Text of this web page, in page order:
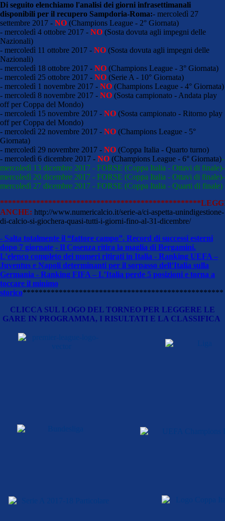
Di seguito elenchiamo l'analisi dei giorni infrasettimanali
disponibili per il recupero Sampdoria-Roma:- mercoledì 27
settembre 2017 - NO (Champions League - 2° Giornata)
- mercoledì 4 ottobre 2017 - NO (Sosta dovuta agli impegni delle
Nazionali)
- mercoledì 11 ottobre 2017 - NO (Sosta dovuta agli impegni delle
Nazionali)
- mercoledì 18 ottobre 2017 - NO (Champions League - 3° Giornata)
- mercoledì 25 ottobre 2017 - NO (Serie A - 10° Giornata)
- mercoledì 1 novembre 2017 - NO (Champions League - 4° Giornata)
- mercoledì 8 novembre 2017 - NO (Sosta campionato - Andata play
off per Coppa del Mondo)
- mercoledì 15 novembre 2017 - NO (Sosta campionato - Ritorno play
off per Coppa del Mondo)
- mercoledì 22 novembre 2017 - NO (Champions League - 5°
Giornata)
- mercoledì 29 novembre 2017 - NO (Coppa Italia - Quarto turno)
- mercoledì 6 dicembre 2017 - NO (Champions League - 6° Giornata)-
mercoledì 13 dicembre 2017 - FORSE (Coppa Italia - Ottavi di finale)-
mercoledì 20 dicembre 2017 - FORSE (Coppa Italia - Ottavi di finale)-
mercoledì 27 dicembre 2017 - FORSE (Coppa Italia - Quarti di finale)
**************************************************
ANCHE: http://www.numericalcio.it/serie-a/ci-aspetta-unindigestione-
di-calcio-si-giochera-quasi-tutti-i-giorni-fino-al-31-dicembre/
- Salta totalmente il “fattore campo”. Record di successi esterni
dopo 7 giornate - Il Cosenza ritira la maglia di Bergamini.
L’elenco completo dei numeri ritirati in Italia - Ranking UEFA –
Juventus e Napoli determinanti per il sorpasso dell’Italia sulla
Germania - Ranking FIFA – L’Italia perde 5 posizioni e torna a
toccare il minimo
storico**************************************************
CLICCA SUL LOGO DEL TORNEO PER LEGGERE LE
GARE IN PROGRAMMA, I RISULTATI E LA CLASSIFICA